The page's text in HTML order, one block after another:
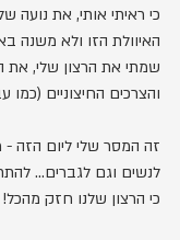
כי ראיתי אותי, את נועה
האיוולת הזו ולא משנה
שמתי את הרצון שלי, את
והצרכים החיצוניים (כמו
זה המסר שלי ליום הזה
לנשים וגם לגברים...
כי הרצון שלנו חזק מהכל!